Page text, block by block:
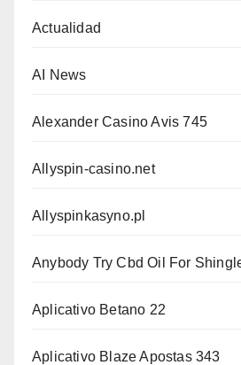
Actualidad
AI News
Alexander Casino Avis 745
Allyspin-casino.net
Allyspinkasyno.pl
Anybody Try Cbd Oil For
Aplicativo Betano 22
Aplicativo Blaze Apostas 343